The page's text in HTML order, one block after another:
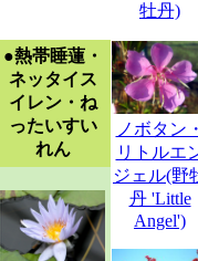
●熱帯睡蓮・
ネッタイス
イレン・ね
ったいすい
れん
牡丹)
ノボタン
リトルエ
ジェル(野
丹 'Little
Angel')